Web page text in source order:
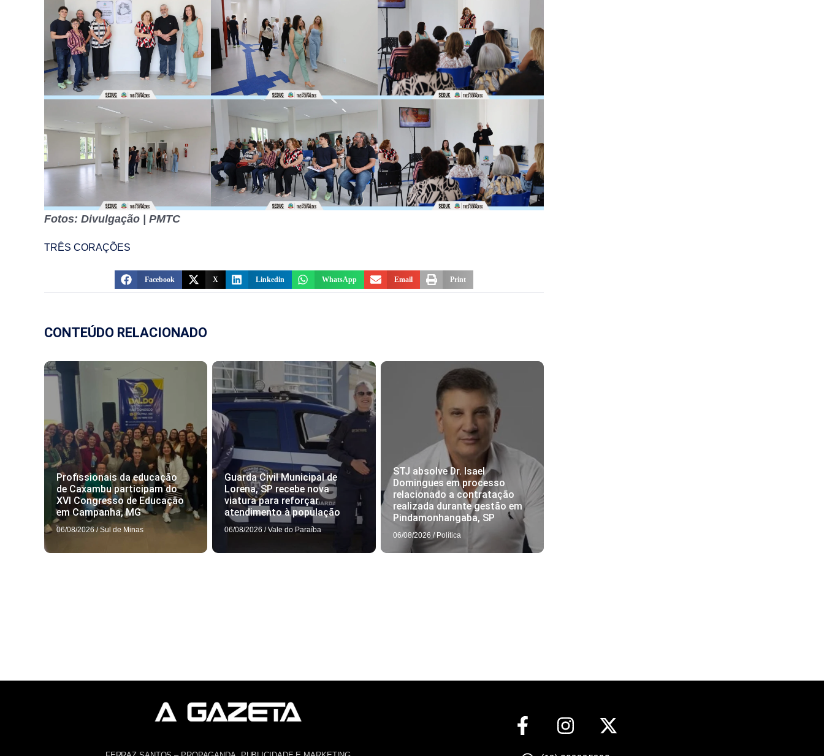
Fotos: Divulgação | PMTC
TRÊS CORAÇÕES
Facebook X Linkedin WhatsApp Email Print
CONTEÚDO RELACIONADO
Profissionais da educação
de Caxambu participam do
XVI Congresso de Educação
em Campanha, MG
06/08/2026 / Sul de Minas
Guarda Civil Municipal de
Lorena, SP recebe nova
viatura para reforçar
atendimento à população
06/08/2026 / Vale do Paraíba
STJ absolve Dr. Isael
Domingues em processo
relacionado a contratação
realizada durante gestão em
Pindamonhangaba, SP
06/08/2026 / Política